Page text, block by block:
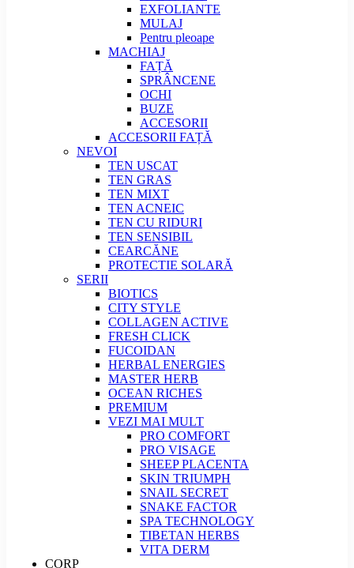
EXFOLIANTE
MULAJ
Pentru pleoape
MACHIAJ
FAȚĂ
SPRÂNCENE
OCHI
BUZE
ACCESORII
ACCESORII FAȚĂ
NEVOI
TEN USCAT
TEN GRAS
TEN MIXT
TEN ACNEIC
TEN CU RIDURI
TEN SENSIBIL
CEARCĂNE
PROTECTIE SOLARĂ
SERII
BIOTICS
CITY STYLE
COLLAGEN ACTIVE
FRESH CLICK
FUCOIDAN
HERBAL ENERGIES
MASTER HERB
OCEAN RICHES
PREMIUM
VEZI MAI MULT
PRO COMFORT
PRO VISAGE
SHEEP PLACENTA
SKIN TRIUMPH
SNAIL SECRET
SNAKE FACTOR
SPA TECHNOLOGY
TIBETAN HERBS
VITA DERM
CORP